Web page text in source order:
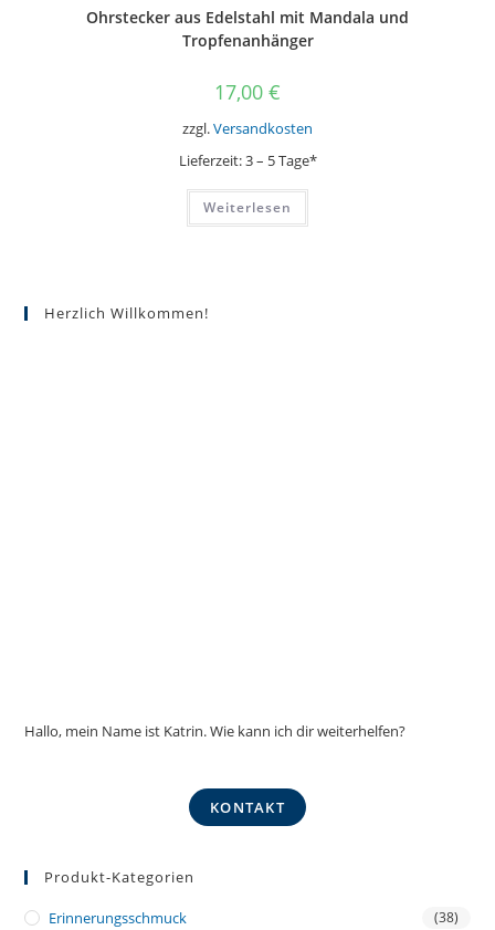
Ohrstecker aus Edelstahl mit Mandala und
Tropfenanhänger
17,00 €
zzgl.Versandkosten
Lieferzeit:3 – 5 Tage*
Weiterlesen
Herzlich Willkommen!
Hallo, mein Name ist Katrin. Wie kann ich dir weiterhelfen?
KONTAKT
Produkt-Kategorien
Erinnerungsschmuck (38)